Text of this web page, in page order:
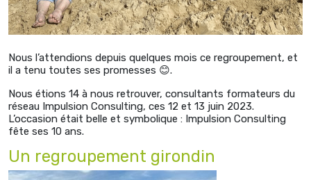
Nous l’attendions depuis quelques mois ce regroupement, et
il a tenu toutes ses promesses 😊.
Nous étions 14 à nous retrouver, consultants formateurs du
réseau Impulsion Consulting, ces 12 et 13 juin 2023.
L’occasion était belle et symbolique : Impulsion Consulting
fête ses 10 ans.
Un regroupement girondin